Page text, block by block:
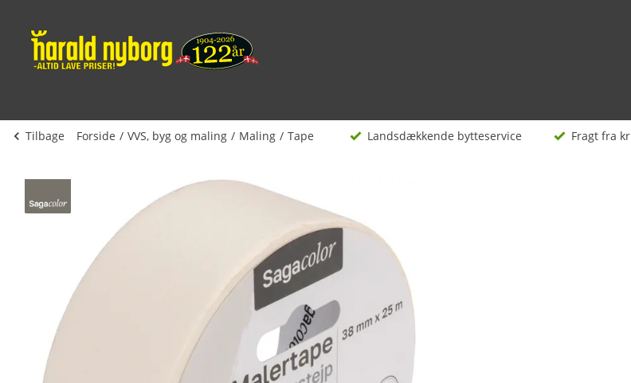
Tilbage Forside VVS, byg og maling Maling Tape Landsdækkende bytteservice Fragt fra